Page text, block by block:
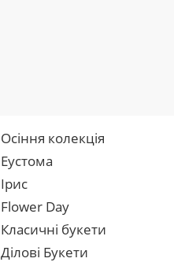
Осіння колекція
Еустома
Ірис
Flower Day
Класичні букети
Ділові Букети